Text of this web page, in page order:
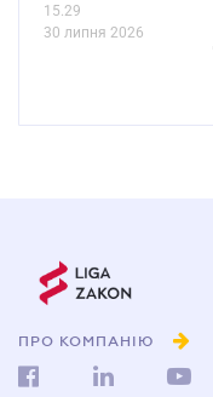
15.29
30 липня 2026
ПРО КОМПАНІЮ